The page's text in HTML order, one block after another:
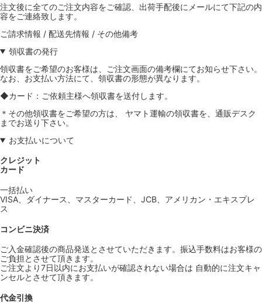
注文後に全てのご注文内容をご確認、出荷手配後にメールにて下記の内
容をご連絡致します。
ご請求情報 / 配送先情報 / その他備考
領収書の発行
領収書をご希望のお客様は、ご注文画面の備考欄にてお知らせ下さい。
なお、お支払い方法にて、領収書の形態が異なります。
◆カード：ご依頼主様へ領収書を送付します。
＊その他領収書をご希望の方は、 ヤマト運輸の領収書を、通販デスク
までお送り下さい。
お支払いについて
クレジット
カード
一括払い
VISA、ダイナース、マスターカード、JCB、アメリカン・エキスプレ
ス
コンビニ決済
ご入金確認後の商品発送とさせていただきます。振込手数料はお客様の
ご負担とさせて頂きます。
ご注文より7日以内にお支払いが確認されない場合は 自動的に注文キャ
ンセルとさせて頂きます。
代金引換